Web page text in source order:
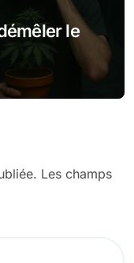
le
Les champs